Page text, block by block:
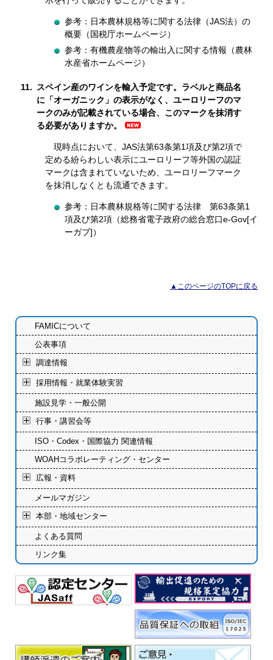
参考：日本農林規格等に関する法律（JAS法）の
概要（国税庁ホームページ）
参考：有機農産物等の輸出入に関する情報（農林
水産省ホームページ）
11.
スペイン産のワインを輸入予定です。ラベルと商品名
に「オーガニック」の表示がなく、ユーロリーフのマ
ークのみが記載されている場合、このマークを抹消す
る必要がありますか。
現時点において、JAS法第63条第1項及び第2項で
定める紛らわしい表示にユーロリーフ等外国の認証
マークは含まれていないため、ユーロリーフマーク
を抹消しなくとも流通できます。
参考：日本農林規格等に関する法律 第63条第1
項及び第2項（総務省電子政府の総合窓口e-Gov[イ
ーガブ]）
▲このページのTOPに戻る
FAMICについて
公表事項
調達情報
採用情報・就業体験実習
施設見学・一般公開
行事・講習会等
ISO・Codex・国際協力 関連情報
WOAHコラボレーティング・センター
広報・資料
メールマガジン
本部・地域センター
よくある質問
リンク集